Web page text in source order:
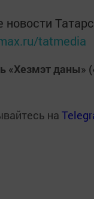
новости
tatmedia
«Хезмэт даны»
на